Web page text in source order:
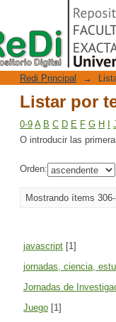
Listar por
Repositorio Digital
Redi Principal →
Listar por
0-9 A B C D E F G H
O introducir las
Orden:
Mostrando ítems
javascript [1]
jornadas, ciencia,
Jornadas de
Juego [1]